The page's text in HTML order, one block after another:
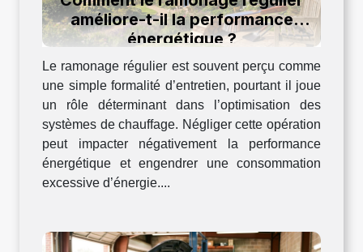
améliore-t-il la performance
énergétique ?
Le ramonage régulier est souvent perçu comme
une simple formalité d’entretien, pourtant il joue
un rôle déterminant dans l’optimisation des
systèmes de chauffage. Négliger cette opération
peut impacter négativement la performance
énergétique et engendrer une consommation
excessive d’énergie....